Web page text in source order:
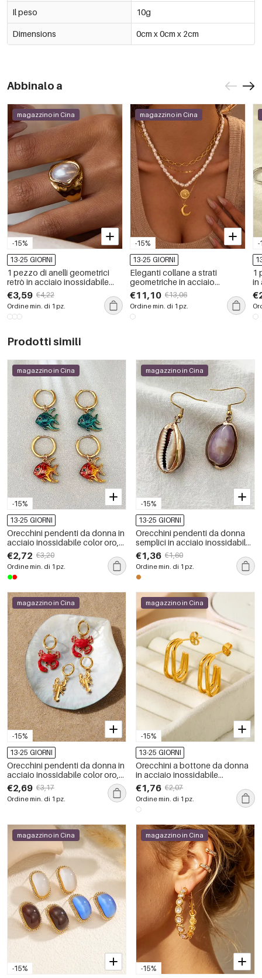
Il peso 10g
Dimensions 0cm x 0cm x 2cm
Abbinalo a
-15%
magazzino in Cina
13-25 GIORNI
1 pezzo di anelli geometrici
retrò in acciaio inossidabile
color oro impermeabili
€3,59 €4,22
Ordine min. di 1 pz.
-15%
magazzino in Cina
13-25 GIORNI
Eleganti collane a strati
geometriche in acciaio
inossidabile impermeabile
color oro da donna
€11,10 €13,06
Ordine min. di 1 pz.
-
1
in
Prodotti simili
-15%
magazzino in Cina
13-25 GIORNI
Orecchini pendenti da donna in
acciaio inossidabile color oro,
stile retrò, a forma di pesce,
impermeabili.
€2,72 €3,20
Ordine min. di 1 pz.
-15%
magazzino in Cina
13-25 GIORNI
Orecchini pendenti da donna
semplici in acciaio inossidabile
color oro, impermeabili.
€1,36 €1,60
Ordine min. di 1 pz.
-15%
magazzino in Cina
13-25 GIORNI
Orecchini pendenti da donna in
acciaio inossidabile color oro,
stile oceanico, impermeabili.
€2,69 €3,17
Ordine min. di 1 pz.
-15%
magazzino in Cina
13-25 GIORNI
Orecchini a bottone da donna
in acciaio inossidabile
geometrico impermeabile color
oro
€1,76 €2,07
Ordine min. di 1 pz.
-15%
magazzino in Cina
-15%
magazzino in Cina